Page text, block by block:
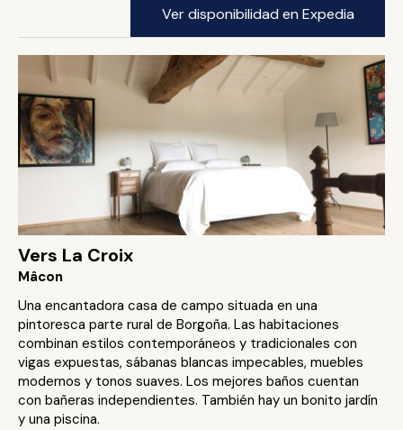
Ver disponibilidad en Expedia
Vers La Croix
Mâcon
Una encantadora casa de campo situada en una
pintoresca parte rural de Borgoña. Las habitaciones
combinan estilos contemporáneos y tradicionales con
vigas expuestas, sábanas blancas impecables, muebles
modernos y tonos suaves. Los mejores baños cuentan
con bañeras independientes. También hay un bonito jardín
y una piscina.